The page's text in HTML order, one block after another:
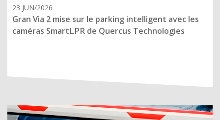
23 JUN/2026
Gran Via 2 mise sur le parking intelligent avec les
caméras SmartLPR de Quercus Technologies